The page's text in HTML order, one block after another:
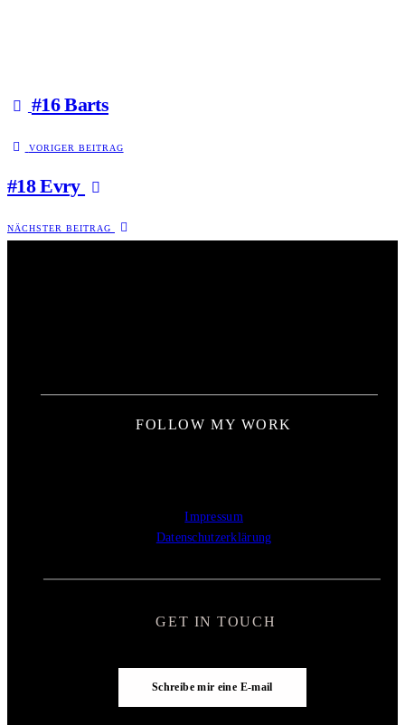
#16 Barts
VORIGER BEITRAG
#18 Evry
NÄCHSTER BEITRAG
FOLLOW MY WORK
GET IN TOUCH
Schreibe mir eine E-mail
Impressum
Datenschutzerklärung